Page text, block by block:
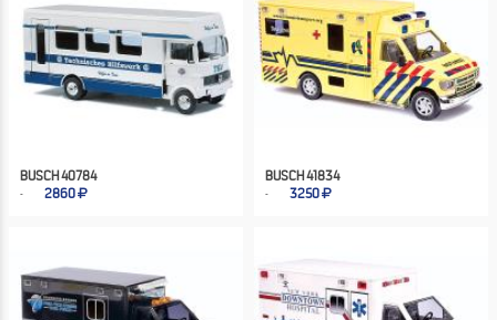
BUSCH 40784
2860
BUSCH 41834
3250